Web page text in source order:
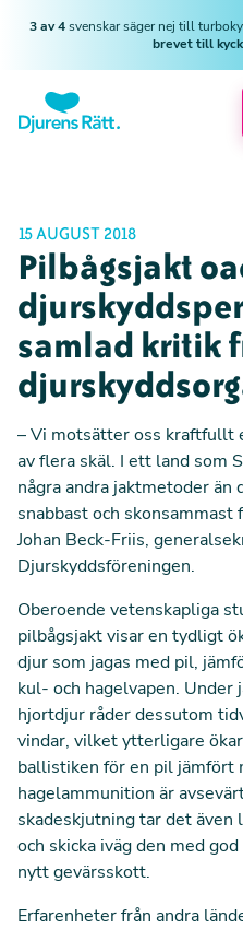
3 av 4svenskar säger nej till
brevet till
15 AUGUST 2018
Pilbågsjakt
samlad kritik
– Vi motsätter oss kraftfullt
av flera skäl. I ett land som
några andra jaktmetoder än
snabbast och skonsammast
Johan Beck-Friis,
Djurskyddsföreningen.
Oberoende vetenskapliga
pilbågsjakt visar en tydligt
djur som jagas med pil,
kul- och hagelvapen. Under
hjortdjur råder dessutom
vindar, vilket ytterligare
ballistiken för en pil jämfört
hagelammunition är
skadeskjutning tar det
och skicka iväg den med
nytt gevärsskott.
Erfarenheter från andra